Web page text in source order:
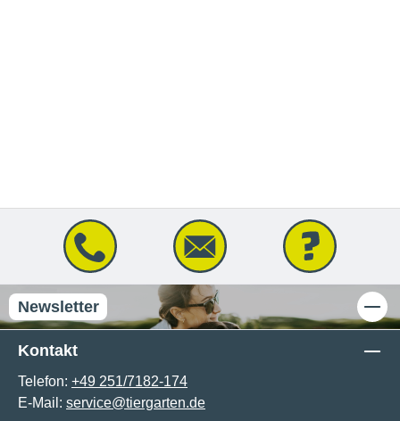
Newsletter
Kontakt
Telefon: +49 251/7182-174
E-Mail: service@tiergarten.de